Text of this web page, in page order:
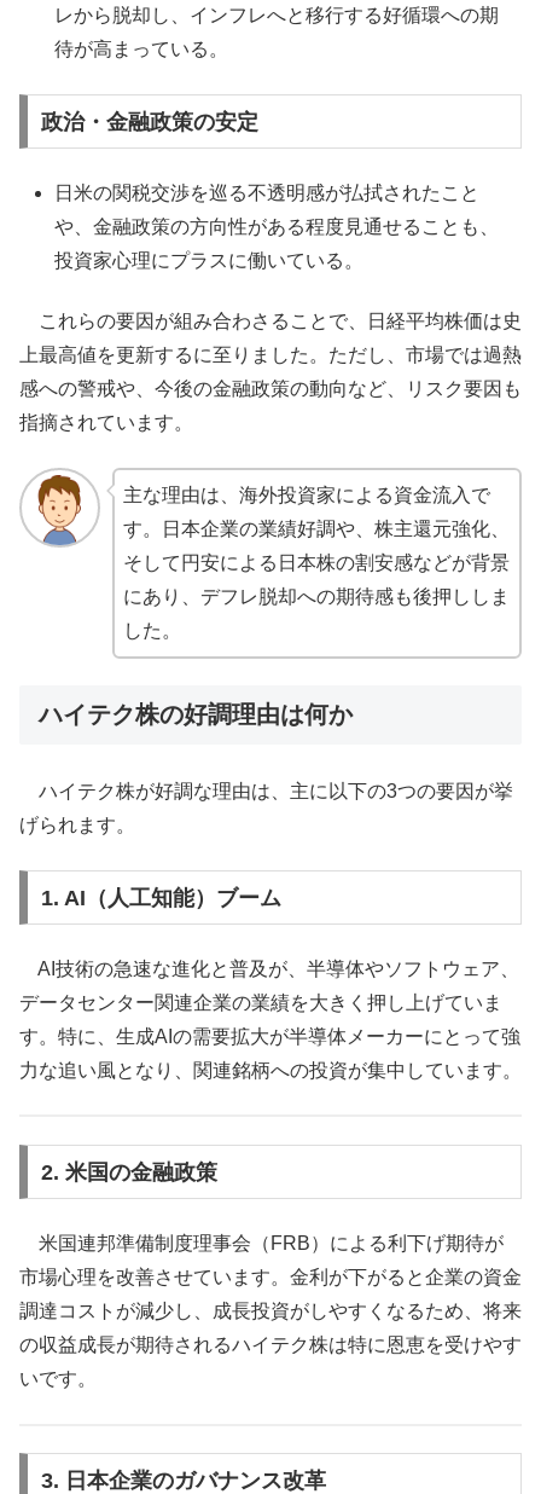
レから脱却し、インフレへと移行する好循環への期
待が高まっている。
政治・金融政策の安定
日米の関税交渉を巡る不透明感が払拭されたこと
や、金融政策の方向性がある程度見通せることも、
投資家心理にプラスに働いている。
これらの要因が組み合わさることで、日経平均株価は史
上最高値を更新するに至りました。ただし、市場では過熱
感への警戒や、今後の金融政策の動向など、リスク要因も
指摘されています。
主な理由は、海外投資家による資金流入で
す。日本企業の業績好調や、株主還元強化、
そして円安による日本株の割安感などが背景
にあり、デフレ脱却への期待感も後押ししま
した。
ハイテク株の好調理由は何か
ハイテク株が好調な理由は、主に以下の3つの要因が挙
げられます。
1. AI（人工知能）ブーム
AI技術の急速な進化と普及が、半導体やソフトウェア、
データセンター関連企業の業績を大きく押し上げていま
す。特に、生成AIの需要拡大が半導体メーカーにとって強
力な追い風となり、関連銘柄への投資が集中しています。
2. 米国の金融政策
米国連邦準備制度理事会（FRB）による利下げ期待が
市場心理を改善させています。金利が下がると企業の資金
調達コストが減少し、成長投資がしやすくなるため、将来
の収益成長が期待されるハイテク株は特に恩恵を受けやす
いです。
3. 日本企業のガバナンス改革